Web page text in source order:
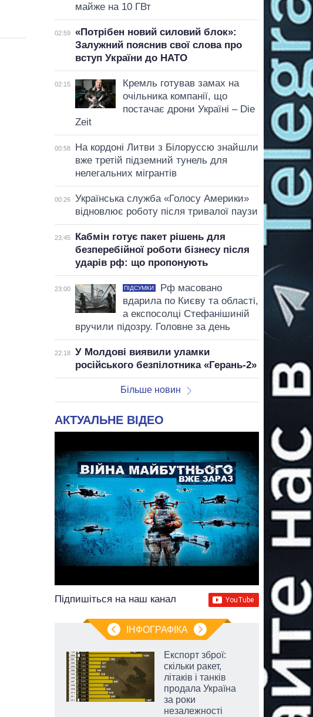
майже на 10 ГВт
02:59
«Потрібен новий силовий блок»:
Залужний пояснив свої слова про
вступ України до НАТО
02:15
Кремль готував замах на
очільника компанії, що
постачає дрони Україні – Die
Zeit
00:58
На кордоні Литви з Білоруссю знайшли
вже третій підземний тунель для
нелегальних мігрантів
00:26
Українська служба «Голосу Америки»
відновлює роботу після тривалої паузи
23:45
Кабмін готує пакет рішень для
безперебійної роботи бізнесу після
ударів рф: що пропонують
23:00 ПІДСУМКИ
Рф масовано
вдарила по Києву та області,
а експосолці Стефанішиній
вручили підозру. Головне за день
22:18
У Молдові виявили уламки
російського безпілотника «Герань-2»
Більше новин
АКТУАЛЬНЕ ВІДЕО
Підпишіться на наш канал
ІНФОГРАФІКА
Експорт зброї:
скільки ракет,
літаків і танків
продала Україна
за роки
незалежності